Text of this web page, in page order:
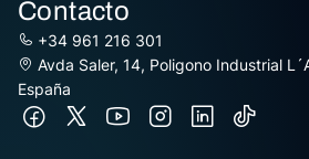
Contacto
+34 961 216 301
Avda Saler, 14, Poligono Industrial
España